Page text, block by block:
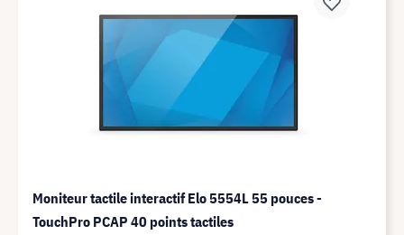
Moniteur tactile interactif Elo 5554L 55 pouces -
TouchPro PCAP 40 points tactiles